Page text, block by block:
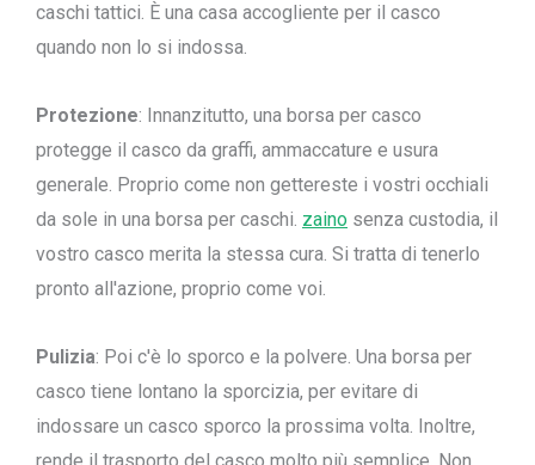
caschi tattici. È una casa accogliente per il casco
quando non lo si indossa.
Protezione: Innanzitutto, una borsa per casco
protegge il casco da graffi, ammaccature e usura
generale. Proprio come non gettereste i vostri occhiali
da sole in una borsa per caschi. zaino senza custodia, il
vostro casco merita la stessa cura. Si tratta di tenerlo
pronto all'azione, proprio come voi.
Pulizia: Poi c'è lo sporco e la polvere. Una borsa per
casco tiene lontano la sporcizia, per evitare di
indossare un casco sporco la prossima volta. Inoltre,